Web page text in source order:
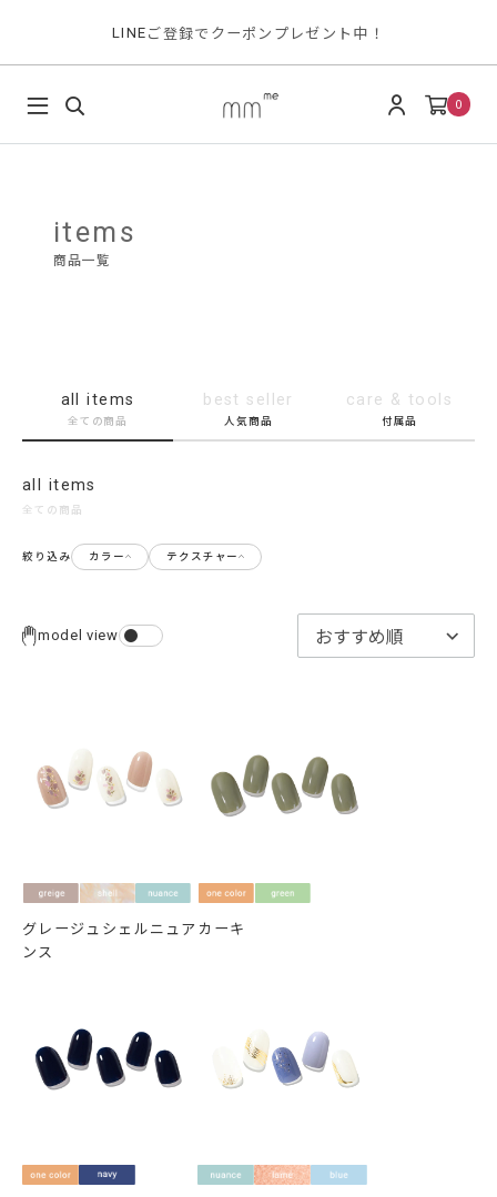
LINE ご登録でクーポンプレゼント中！
0
items
商品一覧
all items
全ての商品
best seller
人気商品
care & tools
付属品
all items
全ての商品
絞り込み カラー テクスチャー
model view
グレージュシェルニュア
ンス
カーキ